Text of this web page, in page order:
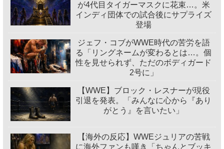
が4代目タイガーマスクに花束…。米
インディ団体での試合後にサプライズ
登場
ジェフ・コブがWWE時代の苦労を語
る「リングネームが変わるとは…。個
性を見せられず、ただのボディガード
2号に」
【WWE】ブロック・レスナーが現役
引退を発表。「みんなに心から『あり
がとう』を言いたい」
【海外の反応】WWEジュリアの苦戦
に海外ファンも嘆き「ちゃんとブッキ